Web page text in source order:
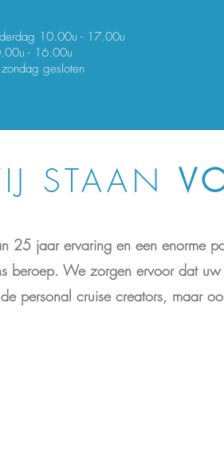
10.00u - 17.00u
- 16.00u
gesloten
STAAN
25 jaar ervaring en een enorme
beroep. We zorgen ervoor dat
personal cruise creators, maar